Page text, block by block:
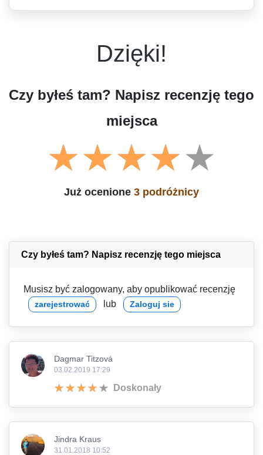
Dzięki!
Czy byłeś tam? Napisz recenzję tego
miejsca
Już ocenione 3 podróżnicy
Czy byłeś tam? Napisz recenzję tego miejsca
Musisz być zalogowany, aby opublikować recenzję
zarejestrować lub Zaloguj sie
Dagmar Titzová
03.02.2019 17:29
Doskonały
Jindra Kraus
31.01.2018 10:52